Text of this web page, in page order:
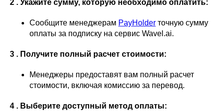
2 . Укажите сумму, которую необходимо оплатить:
Сообщите менеджерам PayHolder точную сумму
оплаты за подписку на сервис Wavel.ai.
3 . Получите полный расчет стоимости:
Менеджеры предоставят вам полный расчет
стоимости, включая комиссию за перевод.
4 . Выберите доступный метод оплаты: